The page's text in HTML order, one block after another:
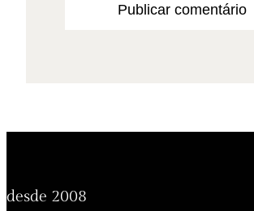
desde 2008